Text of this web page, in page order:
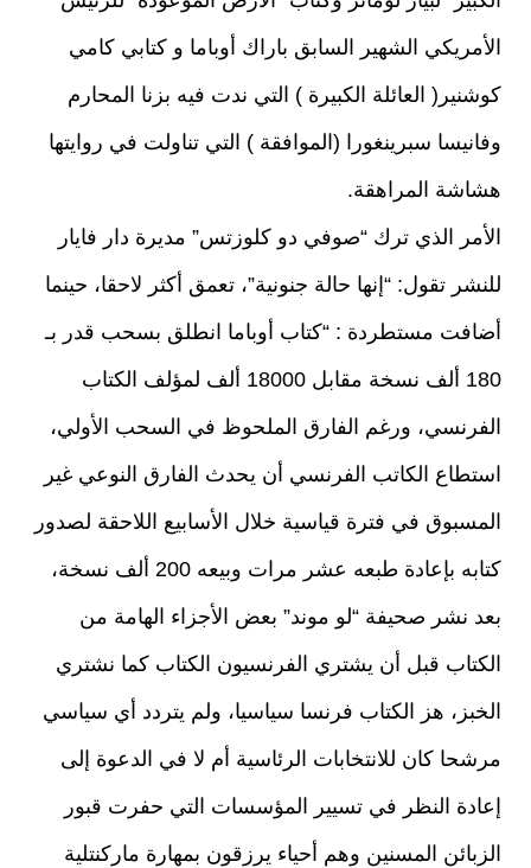
الأمريكي الشهير السابق باراك أوباما و كتابي كامي
كوشنير( العائلة الكبيرة ) التي ندت فيه بزنا المحارم
وفانيسا سبرينغورا (الموافقة ) التي تناولت في روايتها
هشاشة المراهقة.
الأمر الذي ترك “صوفي دو كلوزتس” مديرة دار فايار
للنشر تقول: “إنها حالة جنونية”، تعمق أكثر لاحقا، حينما
أضافت مستطردة : “كتاب أوباما انطلق بسحب قدر بـ
180 ألف نسخة مقابل 18000 ألف لمؤلف الكتاب
الفرنسي، ورغم الفارق الملحوظ في السحب الأولي،
استطاع الكاتب الفرنسي أن يحدث الفارق النوعي غير
المسبوق في فترة قياسية خلال الأسابيع اللاحقة لصدور
كتابه بإعادة طبعه عشر مرات وبيعه 200 ألف نسخة،
بعد نشر صحيفة “لو موند” بعض الأجزاء الهامة من
الكتاب قبل أن يشتري الفرنسيون الكتاب كما نشتري
الخبز، هز الكتاب فرنسا سياسيا، ولم يتردد أي سياسي
مرشحا كان للانتخابات الرئاسية أم لا في الدعوة إلى
إعادة النظر في تسيير المؤسسات التي حفرت قبور
الزبائن المسنين وهم أحياء يرزقون بمهارة ماركنتلية